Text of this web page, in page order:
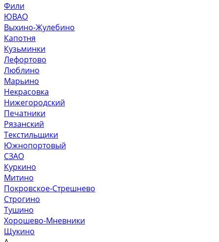
Фили
ЮВАО
Выхино-Жулебино
Капотня
Кузьминки
Лефортово
Люблино
Марьино
Некрасовка
Нижегородский
Печатники
Рязанский
Текстильщики
Южнопортовый
СЗАО
Куркино
Митино
Покровское-Стрешнево
Строгино
Тушино
Хорошево-Мневники
Щукино